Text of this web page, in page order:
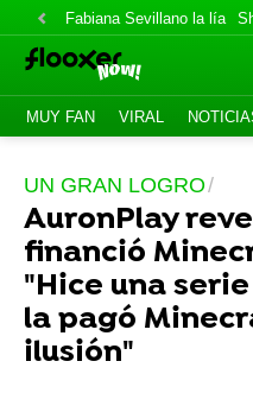
Fabiana Sevillano la lía
MUY FAN VIRAL
UN GRAN LOGRO
AuronPlay
financió
"Hice una
la pagó
ilusión"